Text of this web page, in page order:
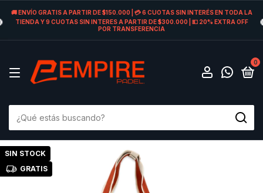
🚚 ENVÍO GRATIS A PARTIR DE $150.000 | 💳 6 CUOTAS SIN INTERÉS EN TODA LA
TIENDA Y 9 CUOTAS SIN INTERES A PARTIR DE $300.000 | 💵 20% EXTRA OFF
POR TRANSFERENCIA
0
SIN STOCK
GRATIS